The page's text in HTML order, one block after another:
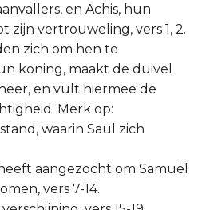
en Achis, hun
zijn vertrouweling, vers 1, 2.
zich om hen te
koning, maakt de duivel
en vult hiermee de
Merk op:
waarin Saul zich
aangezocht om Samuël
vers 7-14.